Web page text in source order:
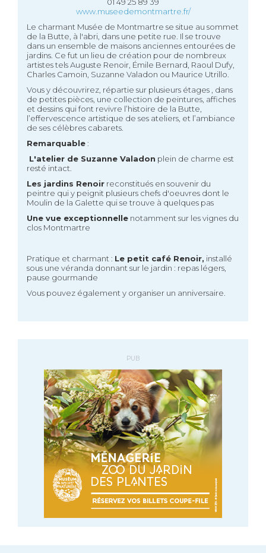
www.museedemontmartre.fr/
Le charmant Musée de Montmartre se situe au sommet
de la Butte, à l'abri, dans une petite rue. Il se trouve
dans un ensemble de maisons anciennes entourées de
jardins. Ce fut un lieu de création pour de nombreux
artistes tels Auguste Renoir, Émile Bernard, Raoul Dufy,
Charles Camoin, Suzanne Valadon ou Maurice Utrillo.
Vous y découvrirez, répartie sur plusieurs étages , dans
de petites pièces, une collection de peintures, affiches
et dessins qui font revivre l’histoire de la Butte,
l’effervescence artistique de ses ateliers, et l’ambiance
de ses célèbres cabarets.
Remarquable:
L'atelier de Suzanne Valadon plein de charme est
resté intact.
Les jardins Renoir reconstitués en souvenir du
peintre qui y peignit plusieurs chefs d'oeuvres dont le
Moulin de la Galette qui se trouve à quelques pas
Une vue exceptionnelle notamment sur les vignes du
clos Montmartre
Pratique et charmant : Le petit café Renoir, installé
sous une véranda donnant sur le jardin : repas légers,
pause gourmande
Vous pouvez également y organiser un anniversaire.
PUB